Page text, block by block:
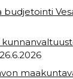
budjetointi
26.6.2026